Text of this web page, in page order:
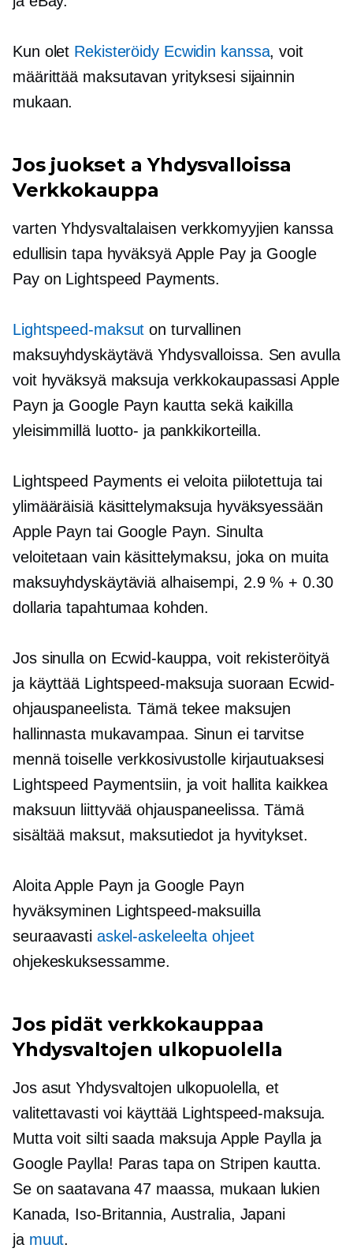
Kun olet Rekisteröidy Ecwidin kanssa, voit
määrittää maksutavan yrityksesi sijainnin
mukaan.
Jos juokset aYhdysvalloissa
Verkkokauppa
vartenYhdysvaltalaisen verkkomyyjien kanssa
edullisin tapa hyväksyä Apple Pay ja Google
Pay on Lightspeed Payments.
Lightspeed-maksut on turvallinen
maksuyhdyskäytävä Yhdysvalloissa. Sen avulla
voit hyväksyä maksuja verkkokaupassasi Apple
Payn ja Google Payn kautta sekä kaikilla
yleisimmillä luotto- ja pankkikorteilla.
Lightspeed Payments ei veloita piilotettuja tai
ylimääräisiä käsittelymaksuja hyväksyessään
Apple Payn tai Google Payn. Sinulta
veloitetaan vain käsittelymaksu, joka on muita
maksuyhdyskäytäviä alhaisempi, 2.9 % + 0.30
dollaria tapahtumaa kohden.
Jos sinulla on Ecwid-kauppa, voit rekisteröityä
ja käyttää Lightspeed-maksuja suoraan Ecwid-
ohjauspaneelista. Tämä tekee maksujen
hallinnasta mukavampaa. Sinun ei tarvitse
mennä toiselle verkkosivustolle kirjautuaksesi
Lightspeed Paymentsiin, ja voit hallita kaikkea
maksuun liittyvää ohjauspaneelissa. Tämä
sisältää maksut, maksutiedot ja hyvitykset.
Aloita Apple Payn ja Google Payn
hyväksyminen Lightspeed-maksuilla
seuraavasti askel-askeleelta ohjeet
ohjekeskuksessamme.
Jos pidät verkkokauppaa
Yhdysvaltojen ulkopuolella
Jos asut Yhdysvaltojen ulkopuolella, et
valitettavasti voi käyttää Lightspeed-maksuja.
Mutta voit silti saada maksuja Apple Paylla ja
Google Paylla! Paras tapa on Stripen kautta.
Se on saatavana 47 maassa, mukaan lukien
Kanada, Iso-Britannia, Australia, Japani
ja muut.